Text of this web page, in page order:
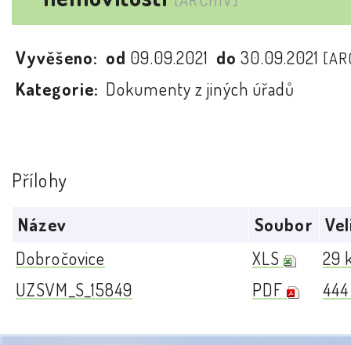
Vyvěšeno: od 09.09.2021 do30.09.2021
Kategorie: Dokumenty z jiných úřadů
Přílohy
Název Soubor
Dobročovice
XLS
29
UZSVM_S_15849
PDF